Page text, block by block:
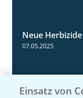
Neue
07.05.2025
Einsatz von